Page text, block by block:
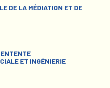
DE LA MÉDIATION ET DE
ENTENTE
ET INGÉNIERIE